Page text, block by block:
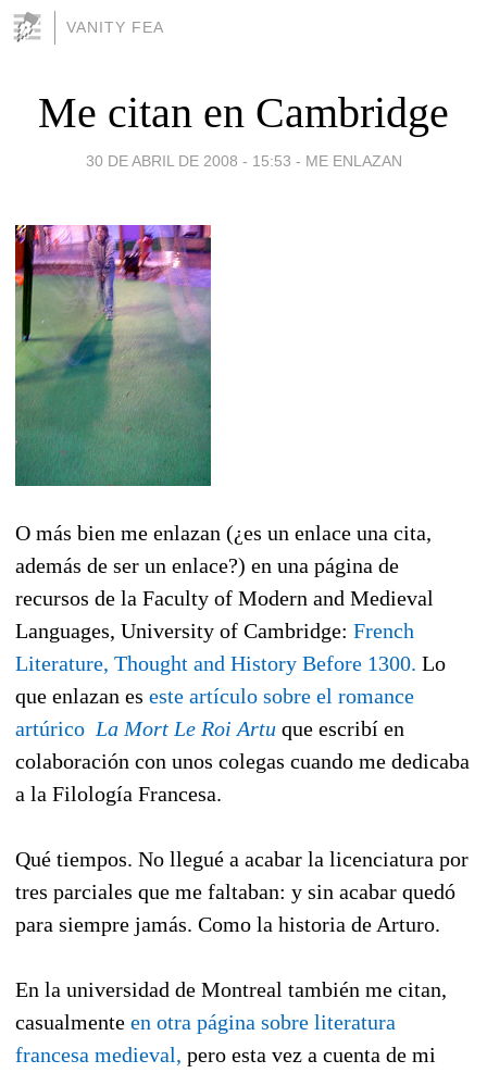
VANITY FEA
Me citan en Cambridge
30 DE ABRIL DE 2008 - 15:53 - ME ENLAZAN
O más bien me enlazan (¿es un enlace una cita,
además de ser un enlace?) en una página de
recursos de la Faculty of Modern and Medieval
Languages, University of Cambridge: French
Literature, Thought and History Before 1300. Lo
que enlazan es este artículo sobre el romance
artúrico La Mort Le Roi Artu que escribí en
colaboración con unos colegas cuando me dedicaba
a la Filología Francesa.
Qué tiempos. No llegué a acabar la licenciatura por
tres parciales que me faltaban: y sin acabar quedó
para siempre jamás. Como la historia de Arturo.
En la universidad de Montreal también me citan,
casualmente en otra página sobre literatura
francesa medieval, pero esta vez a cuenta de mi